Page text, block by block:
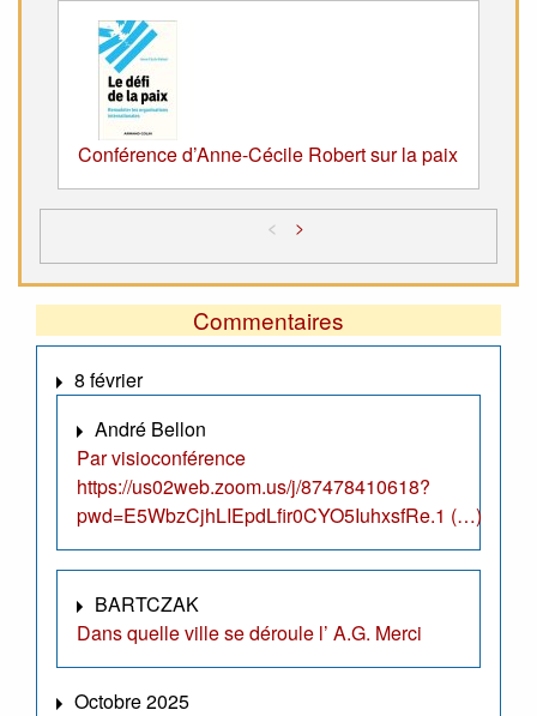
Conférence d’Anne-Cécile Robert sur la paix
< >
Commentaires
8 février
André Bellon
Par visioconférence
https://us02web.zoom.us/j/87478410618?
pwd=E5WbzCjhLIEpdLfir0CYO5IuhxsfRe.1 (…)
BARTCZAK
Dans quelle ville se déroule l’ A.G. Merci
Octobre 2025